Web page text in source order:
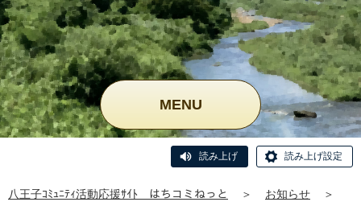
MENU
読み上げ 読み上げ設定
八王子ｺﾐｭﾆﾃｨ活動応援ｻｲﾄ はちコミねっと ＞ お知らせ
＞